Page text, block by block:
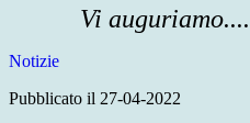
Vi
Notizie
Pubblicato il 27-04-2022